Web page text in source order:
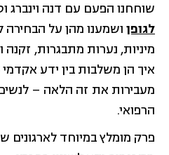
שוחחנו הפעם עם דנה וינברג
לגופן ושמענו מהן על הבחירה
מיניות, נערות מתבגרות, זקנה
איך הן משלבות בין ידע
מעבירות את זה הלאה –
הרפואי.
פרק מומלץ במיוחד לארגונים